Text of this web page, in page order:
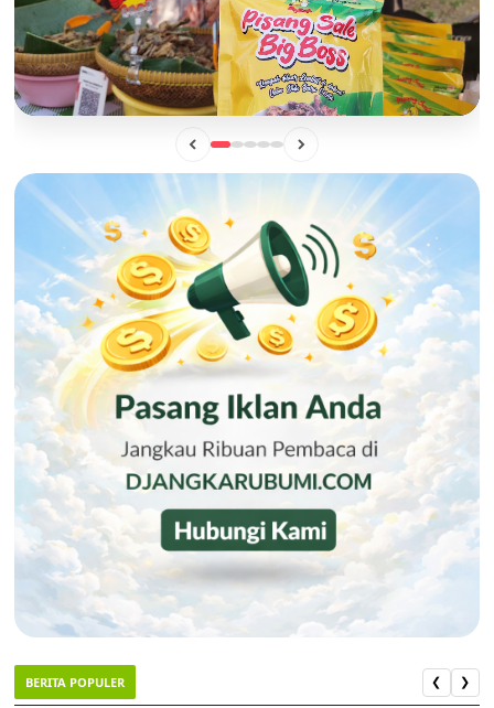
Mengintip Manisnya Peluang Usaha "Pisang Sale Big Boss",
Camilan Lokal yang Siap Naik Kelas
BERITA POPULER ❮ ❯